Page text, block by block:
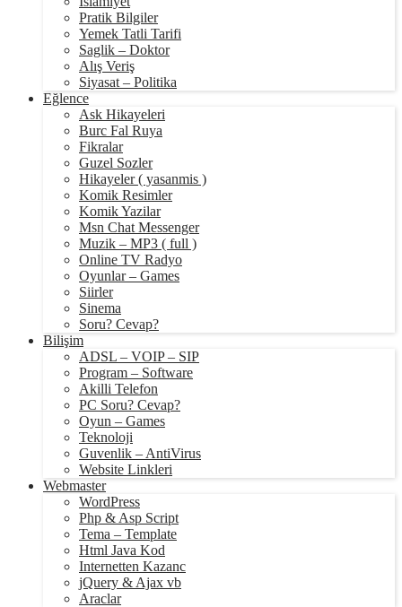
Pratik Bilgiler
Yemek Tatli Tarifi
Saglik – Doktor
Alış Veriş
Siyasat – Politika
Eğlence
Ask Hikayeleri
Burc Fal Ruya
Fikralar
Guzel Sozler
Hikayeler ( yasanmis )
Komik Resimler
Komik Yazilar
Msn Chat Messenger
Muzik – MP3 ( full )
Online TV Radyo
Oyunlar – Games
Siirler
Sinema
Soru? Cevap?
Bilişim
ADSL – VOIP – SIP
Program – Software
Akilli Telefon
PC Soru? Cevap?
Oyun – Games
Teknoloji
Guvenlik – AntiVirus
Website Linkleri
Webmaster
WordPress
Php & Asp Script
Tema – Template
Html Java Kod
Internetten Kazanc
jQuery & Ajax vb
Araclar